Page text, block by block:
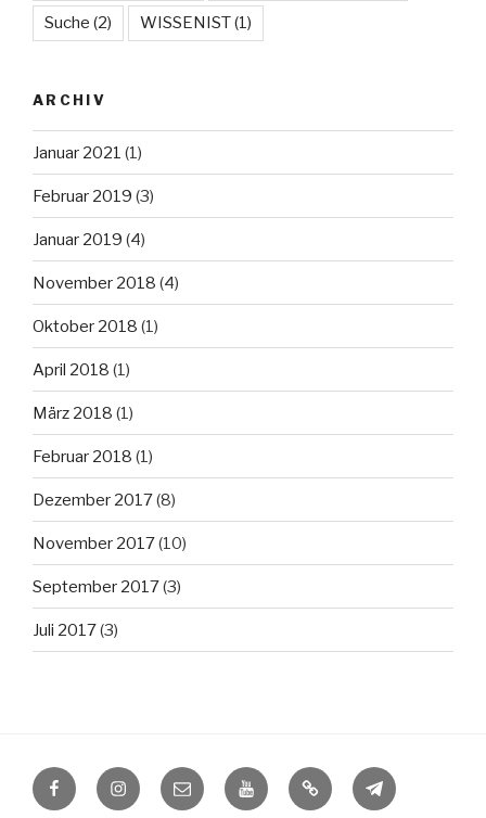
Suche (2) WISSENIST(1)
ARCHIV
Januar 2021 (1)
Februar 2019 (3)
Januar 2019 (4)
November 2018 (4)
Oktober 2018 (1)
April 2018 (1)
März 2018 (1)
Februar 2018 (1)
Dezember 2017(8)
November 2017(10)
September 2017(3)
Juli 2017(3)
FacebookInstagram
E-
Mail
YoutubeTiktok Telegram